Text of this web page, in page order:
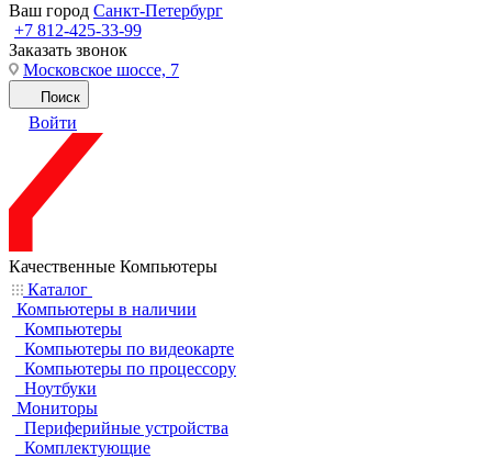
Ваш город Санкт-Петербург
+7 812-425-33-99
Заказать звонок
Московское шоссе, 7
Поиск
Войти
Качественные Компьютеры
Каталог
Компьютеры в наличии
Компьютеры
Компьютеры по видеокарте
Компьютеры по процессору
Ноутбуки
Мониторы
Периферийные устройства
Комплектующие